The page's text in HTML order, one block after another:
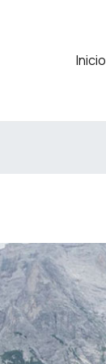
Inicio